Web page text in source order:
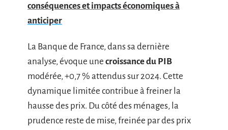
conséquences et impacts économiques à
anticiper
La Banque de France, dans sa dernière
analyse, évoque une croissance du PIB
modérée, +0,7 % attendus sur 2024. Cette
dynamique limitée contribue à freiner la
hausse des prix. Du côté des ménages, la
prudence reste de mise, freinée par des prix